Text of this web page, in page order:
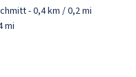
- 0,4 km / 0,2 mi
mi